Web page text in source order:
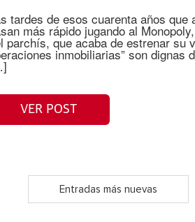
tardes de esos cuarenta años
más rápido jugando al
parchís, que acaba de estrenar su
inmobiliarias” son dignas
VER POST
Entradas más nuevas